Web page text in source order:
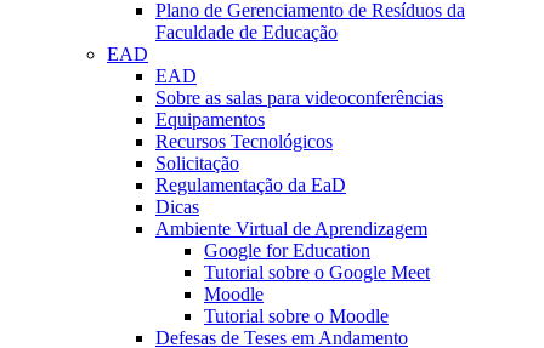
Plano de Gerenciamento de Resíduos da
Faculdade de Educação
EAD
EAD
Sobre as salas para videoconferências
Equipamentos
Recursos Tecnológicos
Solicitação
Regulamentação da EaD
Dicas
Ambiente Virtual de Aprendizagem
Google for Education
Tutorial sobre o Google Meet
Moodle
Tutorial sobre o Moodle
Defesas de Teses em Andamento